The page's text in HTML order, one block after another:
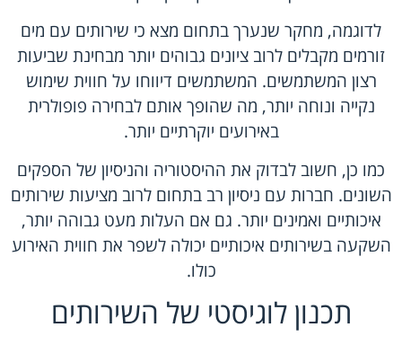
לדוגמה, מחקר שנערך בתחום מצא כי שירותים עם מים
זורמים מקבלים לרוב ציונים גבוהים יותר מבחינת שביעות
רצון המשתמשים. המשתמשים דיווחו על חווית שימוש
נקייה ונוחה יותר, מה שהופך אותם לבחירה פופולרית
באירועים יוקרתיים יותר.
כמו כן, חשוב לבדוק את ההיסטוריה והניסיון של הספקים
השונים. חברות עם ניסיון רב בתחום לרוב מציעות שירותים
איכותיים ואמינים יותר. גם אם העלות מעט גבוהה יותר,
השקעה בשירותים איכותיים יכולה לשפר את חווית האירוע
כולו.
תכנון לוגיסטי של השירותים